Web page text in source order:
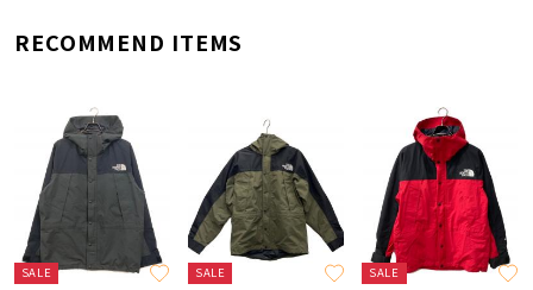
RECOMMEND ITEMS
SALE SALE SALE